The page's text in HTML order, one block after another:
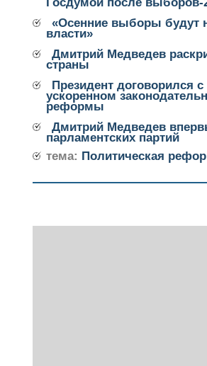
Госдумой после выборов-
«Осенние выборы будут
власти»
Дмитрий Медведев
страны
Президент договорился
ускоренном
реформы
Дмитрий Медведев
парламентских партий
тема: Политическая